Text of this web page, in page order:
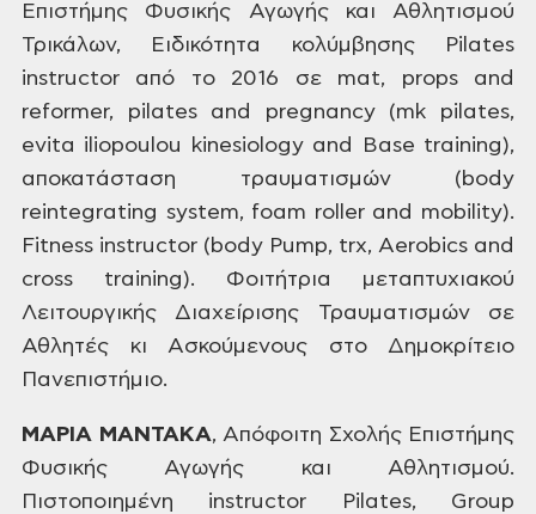
Επιστήμης Φυσικής Αγωγήςκαι Αθλητισμού
Τρικάλων, Ειδικότητα κολύμβησηςPilates
instructor από το2016 σεmat, props and
reformer, pilates and pregnancy (mk pilates,
evita iliopoulou kinesiology and Base training),
αποκατάσταση τραυματισμών(body
reintegrating system, foam roller and mobility).
Fitness instructor (body Pump, trx, Aerobics and
cross training). Φοιτήτρια
μεταπτυχιακού
Λειτουργικής Διαχείρισης Τραυματισμών σε
Αθλητές κι Ασκούμενους στο Δημοκρίτειο
Πανεπιστήμιο.
ΜΑΡΙΑ ΜΑΝΤΑΚΑ, Απόφοιτη Σχολής Επιστήμης
Φυσικής Αγωγής και Αθλητισμού.
Πιστοποιημένη instructor Pilates, Group